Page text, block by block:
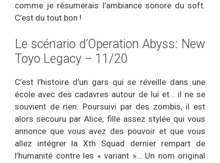
comme je résumerais l’ambiance sonore du soft.
C’est du tout bon !
Le scénario d’Operation Abyss: New
Toyo Legacy – 11/20
C’est l’histoire d’un gars qui se réveille dans une
école avec des cadavres autour de lui et… il ne se
souvient de rien. Poursuivi par des zombis, il est
alors secouru par Alice, fille assez stylée qui vous
annonce que vous avez des pouvoir et que vous
allez intégrer la Xth Squad dernier rempart de
l’humanité contre les « variant »… Un nom original